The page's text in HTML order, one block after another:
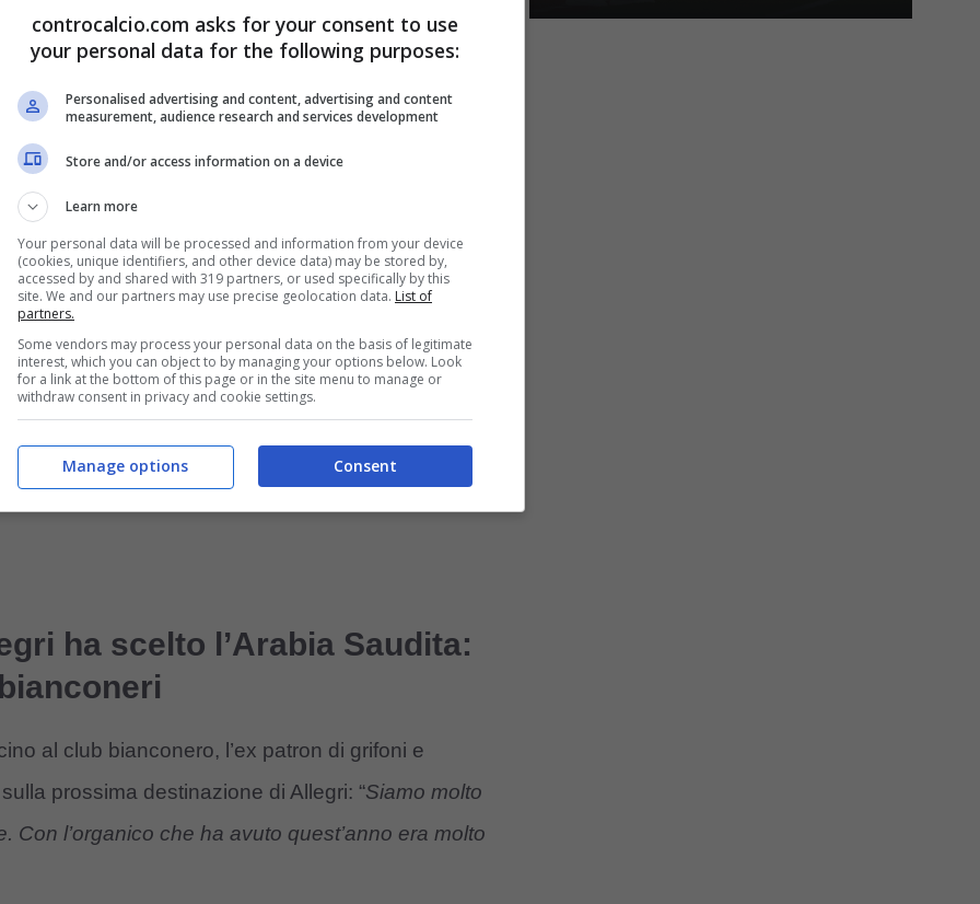
lui non appena avremo raggiunto l’obiettivo
in Champions League.
attenti alle vicende di casa Juve, sottolineano
tutt’altro che definito. E a dare corpo alle tante
degli amici più stretti diSuper Max, l’ex
ha scelto l’Arabia Saudita:
al club bianconero, l’ex patron di grifoni e
prossima destinazione di Allegri: “Siamo molto
l’organico che ha avuto quest’anno era molto
controcalcio.com asks for your consent to use
your personal data for the following purposes:
Personalised advertising and content, advertising and content
measurement, audience research and services development
Store and/or access information on a device
Learn more
Your personal data will be processed and information from your device
(cookies, unique identifiers, and other device data) may be stored by,
accessed by and shared with 319 partners, or used specifically by this
site. We and our partners may use precise geolocation data. List of
partners.
Some vendors may process your personal data on the basis of legitimate
interest, which you can object to by managing your options below. Look
for a link at the bottom of this page or in the site menu to manage or
withdraw consent in privacy and cookie settings.
Consent
Manage options